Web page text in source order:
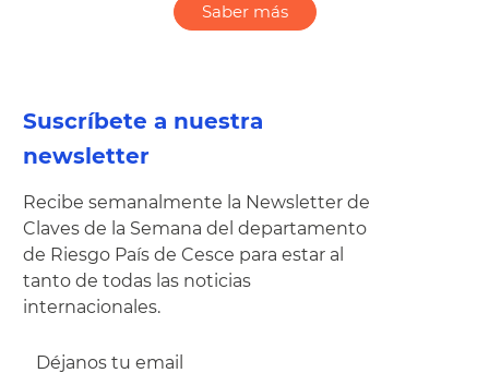
Saber más
Suscríbete a nuestra
newsletter
Recibe semanalmente la Newsletter de
Claves de la Semana del departamento
de Riesgo País de Cesce para estar al
tanto de todas las noticias
internacionales.